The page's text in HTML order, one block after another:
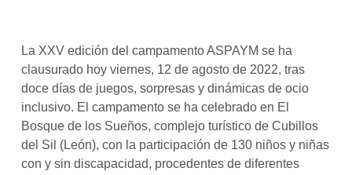
La XXV edición del campamento ASPAYM se ha
clausurado hoy viernes, 12 de agosto de 2022, tras
doce días de juegos, sorpresas y dinámicas de ocio
inclusivo. El campamento se ha celebrado en El
Bosque de los Sueños, complejo turístico de Cubillos
del Sil (León), con la participación de 130 niños y niñas
con y sin discapacidad, procedentes de diferentes